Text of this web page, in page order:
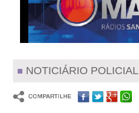
NOTICIÁRIO POLICIAL